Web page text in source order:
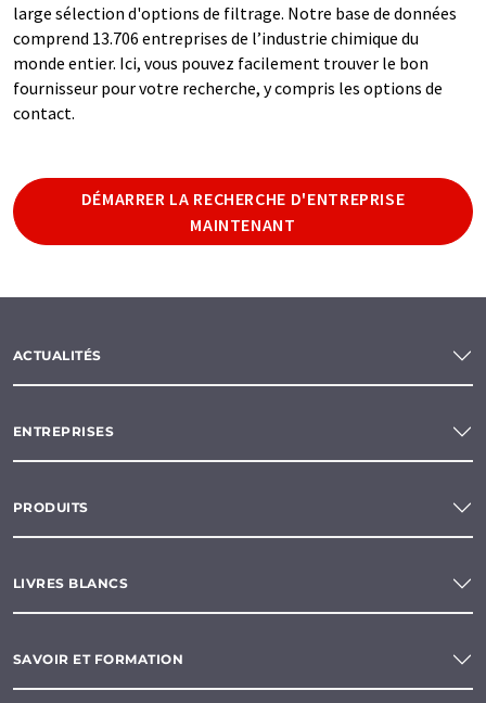
large sélection d'options de filtrage. Notre base de données
comprend 13.706 entreprises de l’industrie chimique du
monde entier. Ici, vous pouvez facilement trouver le bon
fournisseur pour votre recherche, y compris les options de
contact.
DÉMARRER LA RECHERCHE D'ENTREPRISE
MAINTENANT
ACTUALITÉS
ENTREPRISES
PRODUITS
LIVRES BLANCS
SAVOIR ET FORMATION